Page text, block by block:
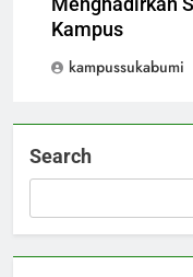
Menghadirkan
Kampus
kampussukabumi
Search